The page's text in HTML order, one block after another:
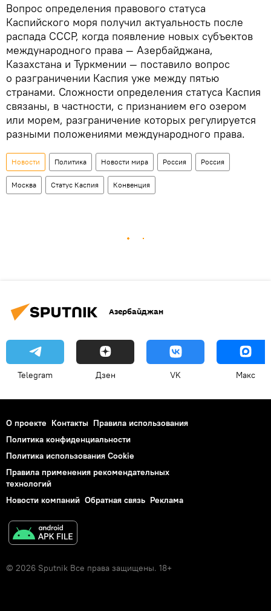
Вопрос определения правового статуса
Каспийского моря получил актуальность после
распада СССР, когда появление новых субъектов
международного права — Азербайджана,
Казахстана и Туркмении — поставило вопрос
о разграничении Каспия уже между пятью
странами. Сложности определения статуса Каспия
связаны, в частности, с признанием его озером
или морем, разграничение которых регулируется
разными положениями международного права.
Новости Политика Новости мира Россия Россия
Москва Статус Каспия Конвенция
Азербайджан
Telegram Дзен VK Макс
О проекте Контакты Правила использования
Политика конфиденциальности
Политика использования Cookie
Правила применения рекомендательных
технологий
Новости компаний Обратная связь Реклама
© 2026 Sputnik Все права защищены. 18+